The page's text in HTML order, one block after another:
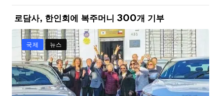
로담사, 한인회에 복주머니 300개 기부
국제 뉴스